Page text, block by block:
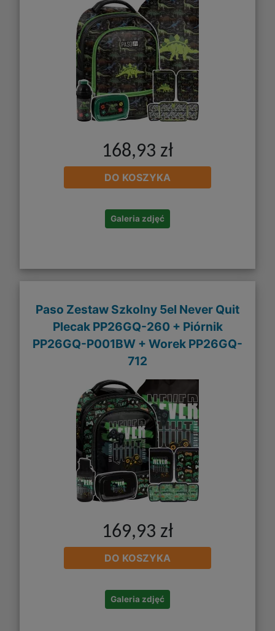
168,93 zł
DO KOSZYKA
Galeria zdjęć
Paso Zestaw Szkolny 5el Never Quit
Plecak PP26GQ-260 + Piórnik
PP26GQ-P001BW + Worek PP26GQ-
712
169,93 zł
DO KOSZYKA
Galeria zdjęć